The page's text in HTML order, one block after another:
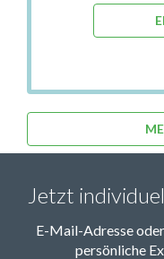
Jetzt
E-Mail-Adresse
persönliche